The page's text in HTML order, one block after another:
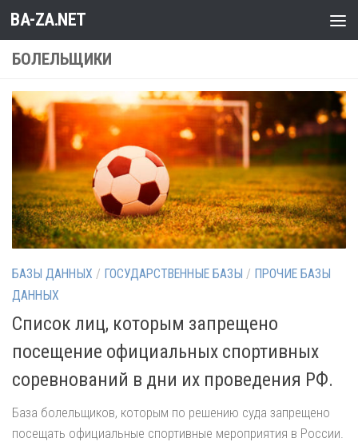
Перейти к содержимому
BA-ZA.NET
БОЛЕЛЬЩИКИ
БАЗЫ ДАННЫХ / ГОСУДАРСТВЕННЫЕ БАЗЫ / ПРОЧИЕ БАЗЫ
ДАННЫХ
Список лиц, которым запрещено
посещение официальных спортивных
соревнований в дни их проведения РФ.
База болельщиков, которым по решению суда запрещено
посещать официальные спортивные мероприятия в России.